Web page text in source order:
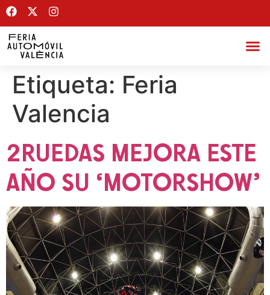
Etiqueta: Feria
Valencia
2RUEDAS MEJORA ESTE
AÑO SU ‘MOTORSHOW’